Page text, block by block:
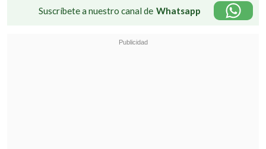
Suscríbete a nuestro canal de Whatsapp